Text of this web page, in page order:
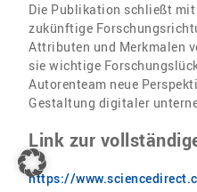
Die Publikation schließt
zukünftige
Attributen und Merkmalen
sie wichtige
Autorenteam neue
Gestaltung digitaler
Link zur
https://